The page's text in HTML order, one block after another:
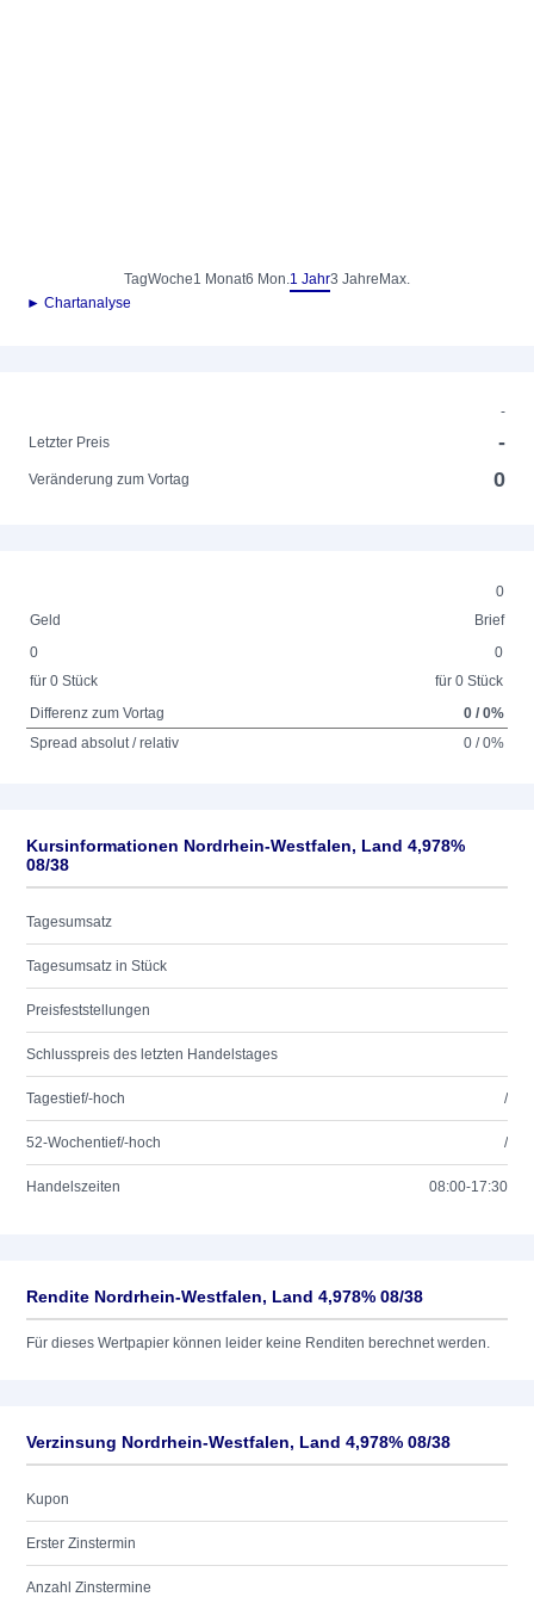
TagWoche1 Monat6 Mon.1 Jahr3 Jahre Max.
► Chartanalyse
-
Letzter Preis
-
Veränderung zum Vortag 0
0
Geld
Brief
0
für 0 Stück
0
für 0 Stück
Differenz zum Vortag
0 / 0%
Spread absolut / relativ
0 / 0%
Kursinformationen Nordrhein-Westfalen, Land 4,978%
08/38
Tagesumsatz
Tagesumsatz in Stück
Preisfeststellungen
Schlusspreis des letzten Handelstages
Tagestief/-hoch /
52-Wochentief/-hoch /
Handelszeiten 08:00-17:30
Rendite Nordrhein-Westfalen, Land 4,978% 08/38
Für dieses Wertpapier können leider keine Renditen berechnet werden.
Verzinsung Nordrhein-Westfalen, Land 4,978% 08/38
Kupon
Erster Zinstermin
Anzahl Zinstermine